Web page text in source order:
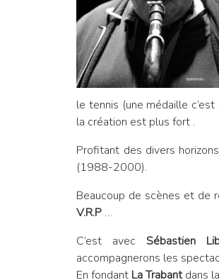
le tennis (une médaille
la création est plus fort .
Profitant des divers
(1988-2000).
Beaucoup de scènes et de
V.R.P …
C’est avec Sébastien
accompagnerons les
En fondant La Trabantdans